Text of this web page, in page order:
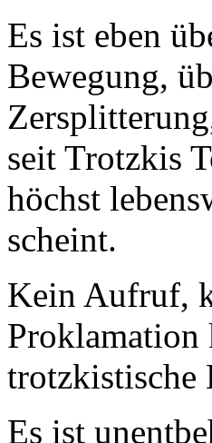
Es ist eben
Bewegung,
seit Trotzkis
höchst
scheint.
Kein Aufruf,
Proklamation
trotzkistische
Es ist